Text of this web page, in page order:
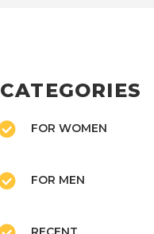
CATEGORIES
FOR WOMEN
FOR MEN